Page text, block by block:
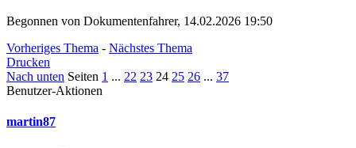
Begonnen von Dokumentenfahrer, 14.02.2026 19:50
Vorheriges Thema - Nächstes Thema
Drucken
Nach unten Seiten 1 ... 22 23 24 25 26 ... 37
Benutzer-Aktionen
martin87